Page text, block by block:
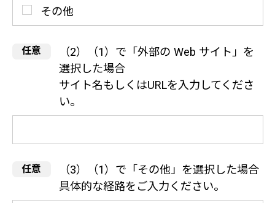
その他
（2）（1）で「外部の Web サイト」を
選択した場合
サイト名もしくはURLを入力してくださ
い。
（3）（1）で「その他」を選択した場合
具体的な経路をご入力ください。